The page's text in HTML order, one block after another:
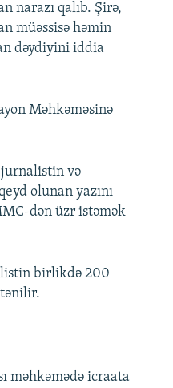
narazı qalıb. Şirə,
müəssisə həmin
dəydiyini iddia
Məhkəməsinə
və
olunan yazını
dən üzr istəmək
birlikdə 200
məhkəmədə icraata